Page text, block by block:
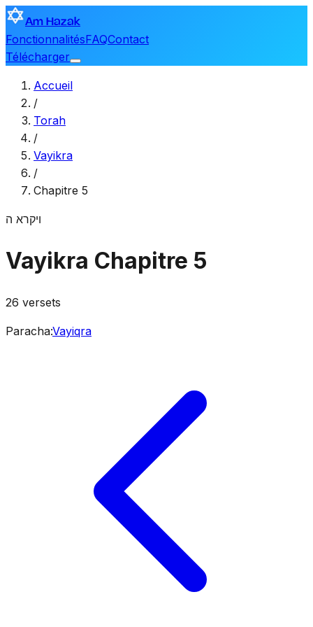
Am Hazak
FonctionnalitésFAQContact
Télécharger
Accueil
/
Torah
/
Vayikra
/
Chapitre 5
ויקרא ה
Vayikra Chapitre 5
26 versets
Paracha:Vayiqra